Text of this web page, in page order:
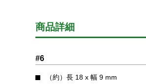
商品詳細
#6
（約）長 18 x 幅 9 mm